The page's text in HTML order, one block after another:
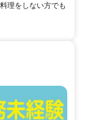
理をしない方でも